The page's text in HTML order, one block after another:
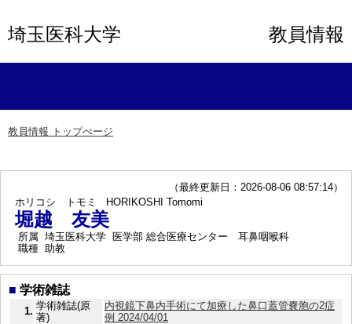
埼玉医科大学 教員情報
教員情報 トップぺージ
（最終更新日：2026-08-06 08:57:14）
ホリコシ トモミ
HORIKOSHI Tomomi
堀越 友美
所属 埼玉医科大学 医学部 総合医療センター 耳鼻咽喉科
職種 助教
■ 学術雑誌
1. 学術雑誌(原
著)
内視鏡下鼻内手術にて加療した鼻口蓋管嚢胞の2症
例 2024/04/01